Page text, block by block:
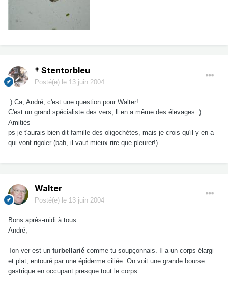
† Stentorbleu
Posté(e) le 13 juin 2004
:) Ca, André, c'est une question pour Walter!
C'est un grand spécialiste des vers; ll en a même des élevages :)
Amitiés
ps je t'aurais bien dit famille des oligochètes, mais je crois qu'il y en a
qui vont rigoler (bah, il vaut mieux rire que pleurer!)
Walter
Posté(e) le 13 juin 2004
Bons après-midi à tous
André,
Ton ver est un turbellarié comme tu soupçonnais. Il a un corps élargi
et plat, entouré par une épiderme ciliée. On voit une grande bourse
gastrique en occupant presque tout le corps.